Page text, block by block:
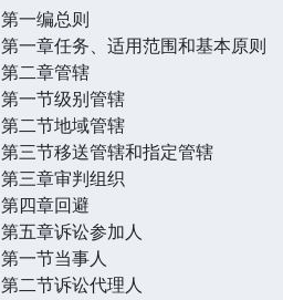
第一编总则
第一章任务、适用范围和基本原则
第二章管辖
第一节级别管辖
第二节地域管辖
第三节移送管辖和指定管辖
第三章审判组织
第四章回避
第五章诉讼参加人
第一节当事人
第二节诉讼代理人